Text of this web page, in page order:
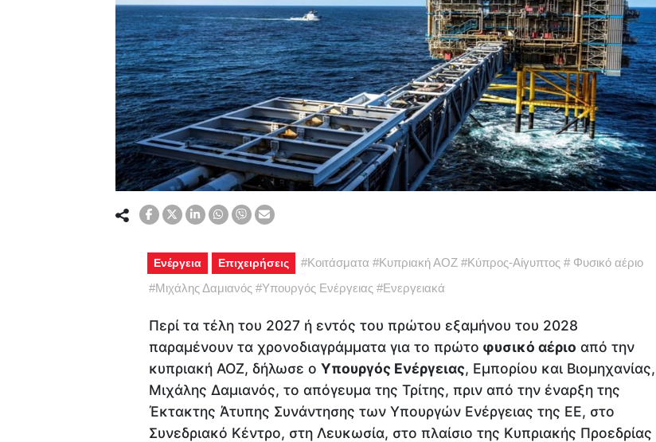
Ενέργεια Επιχειρήσεις #Κοιτάσματα #Κυπριακή ΑΟΖ #Κύπρος-Αίγυπτος #Φυσικό αέριο
#Μιχάλης Δαμιανός #Υπουργός Ενέργειας #Ενεργειακά
Περί τα τέλη του 2027 ή εντός του πρώτου εξαμήνου του 2028
παραμένουν τα χρονοδιαγράμματα για το πρώτο φυσικό αέριο από την
κυπριακή ΑΟΖ, δήλωσε ο Υπουργός Ενέργειας, Εμπορίου και Βιομηχανίας,
Μιχάλης Δαμιανός, το απόγευμα της Τρίτης, πριν από την έναρξη της
Έκτακτης Άτυπης Συνάντησης των Υπουργών Ενέργειας της ΕΕ, στο
Συνεδριακό Κέντρο, στη Λευκωσία, στο πλαίσιο της Κυπριακής Προεδρίας